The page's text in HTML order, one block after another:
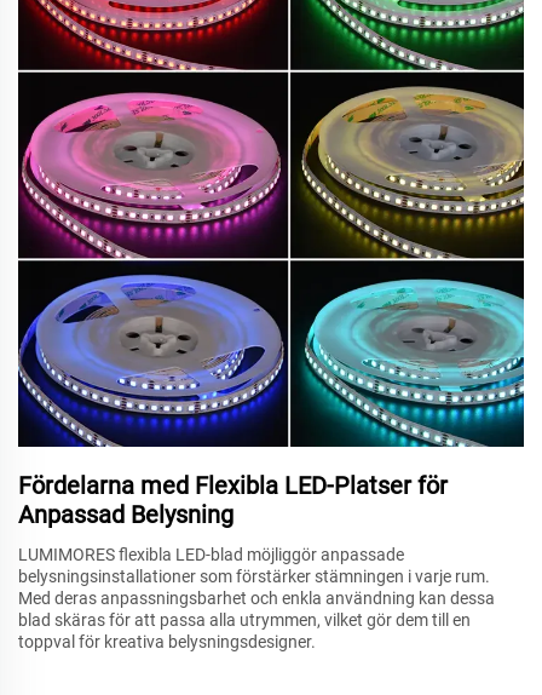
Fördelarna med Flexibla LED-Platser för
Anpassad Belysning
LUMIMORES flexibla LED-blad möjliggör anpassade
belysningsinstallationer som förstärker stämningen i varje rum.
Med deras anpassningsbarhet och enkla användning kan dessa
blad skäras för att passa alla utrymmen, vilket gör dem till en
toppval för kreativa belysningsdesigner.